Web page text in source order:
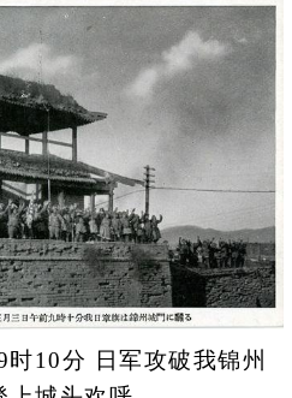
10分 日军攻破我锦州